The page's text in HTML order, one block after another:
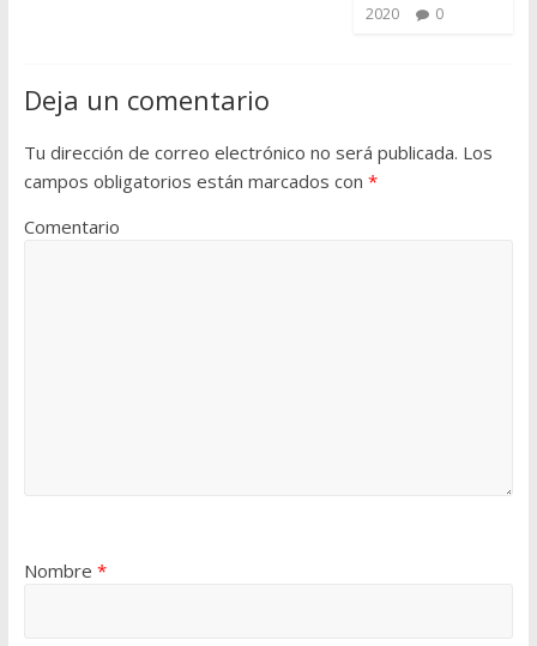
2020
0
Deja un comentario
Tu dirección de correo electrónico no será publicada. Los
campos obligatorios están marcados con *
Comentario
Nombre *